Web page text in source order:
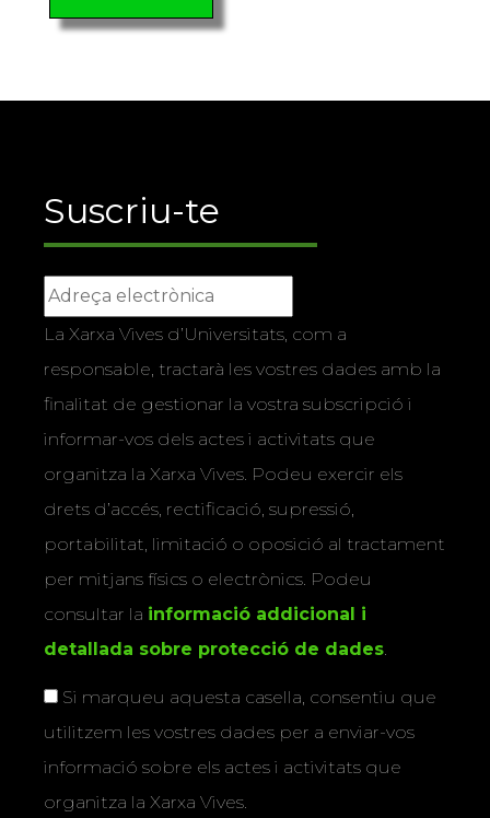
Suscriu-te
La Xarxa Vives d’Universitats, com a
responsable, tractarà les vostres dades amb la
finalitat de gestionar la vostra subscripció i
informar-vos dels actes i activitats que
organitza la Xarxa Vives. Podeu exercir els
drets d’accés, rectificació, supressió,
portabilitat, limitació o oposició al tractament
per mitjans físics o electrònics. Podeu
consultar la informació addicional i
detallada sobre protecció de dades.
Si marqueu aquesta casella, consentiu que
utilitzem les vostres dades per a enviar-vos
informació sobre els actes i activitats que
organitza la Xarxa Vives.